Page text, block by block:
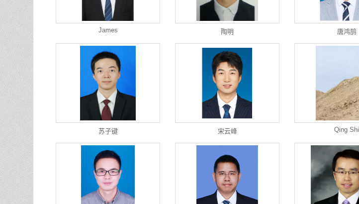
James 陶明 唐鸿鹄
苏子键 宋云峰 Qing Shi